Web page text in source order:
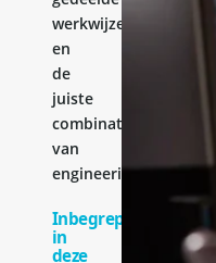
werkwijze
en
de
juiste
combinatie
van
engineeringervaring.
Inbegrepen
in
deze